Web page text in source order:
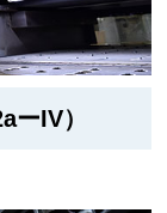
ーIV）